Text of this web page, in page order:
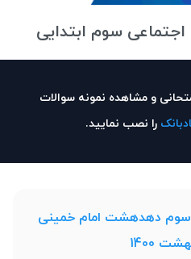
سوم ابتدایی
و مشاهده نمونه سوالات
را نصب نمایید.
سوم دهدهشت امام خمینی
1400